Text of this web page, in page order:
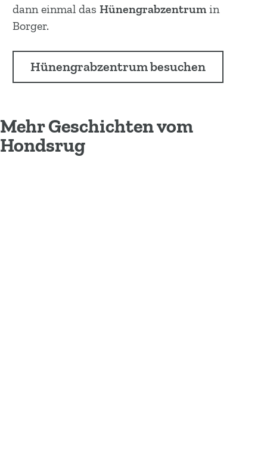
dann einmal das Hünengrabzentrumin
Borger.
Hünengrabzentrum besuchen
Mehr Geschichten vom
Hondsrug